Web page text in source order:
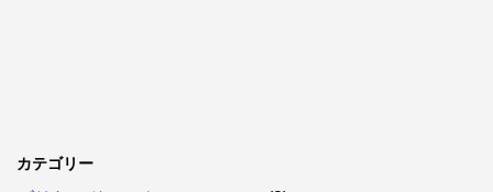
カテゴリー